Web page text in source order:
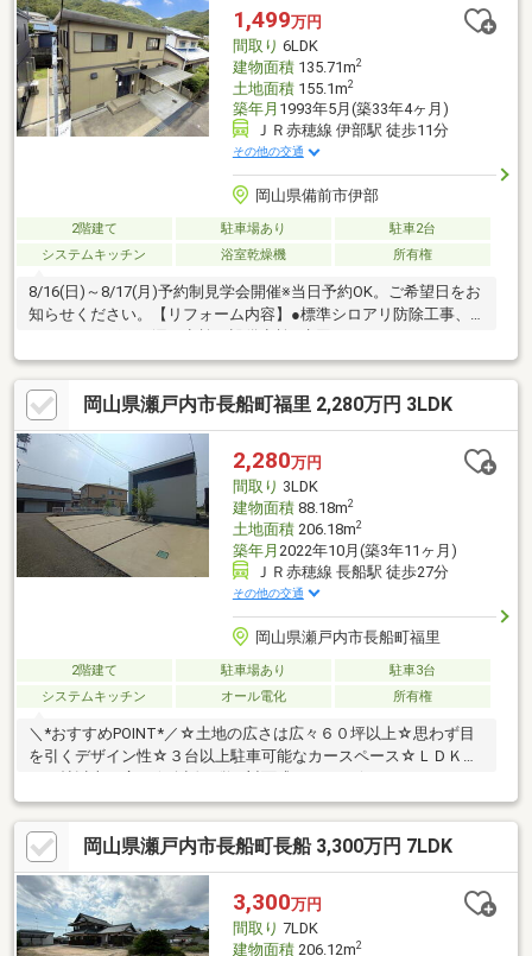
1,499万円
間取り 6LDK
建物面積135.71m2
土地面積155.1m2
築年月 1993年5月(築33年4ヶ月)
ＪＲ赤穂線 伊部駅 徒歩11分
その他の交通
岡山県備前市伊部
2階建て 駐車場あり
駐車2台
システムキッチン
浴室乾燥機 所有権
8/16(日)～8/17(月)予約制見学会開催※当日予約OK。ご希望日をお
知らせください。【リフォーム内容】●標準シロアリ防除工事、
交換、ユニットバス交換、トイレ交換、洗面化粧台交換●内装間
取変更、室内ドア（一部）交換、床材上張り、シューズボックス
交換、クロス張替え、畳表替え、障子・襖張替え●その他設備給
湯器交換、インターホン設置、火災警報器設置、照明器具交換
【おすすめポイント】・本物件は条件により住宅ロー
岡山県瀬戸内市長船町福里 2,280万円 3LDK
2,280万円
間取り 3LDK
建物面積88.18m2
土地面積206.18m2
築年月 2022年10月(築3年11ヶ月)
ＪＲ赤穂線 長船駅 徒歩27分
その他の交通
岡山県瀬戸内市長船町福里
2階建て 駐車場あり
駐車3台
システムキッチン
オール電化 所有権
＼*おすすめPOINT*／☆土地の広さは広々６０坪以上☆思わず目
を引くデザイン性☆３台以上駐車可能なカースペース☆ＬＤＫは
１７帖以上で広々☆会話が弾む対面式キッチン☆ウォークインク
ローゼットが3か所！☆収納が豊富！☆頭金なし、他ローン有で
も購入可能です＼*周辺環境*／☆マルナカ長船店 車で５分☆ロ
ーソン長船町店 車で４分☆市立国府小学校 徒歩５分☆お問合
せ方法☆（無料通話）0120-211-702までお問い合わせください♪
岡山県瀬戸内市長船町長船 3,300万円 7LDK
3,300万円
間取り 7LDK
建物面積206.12m2